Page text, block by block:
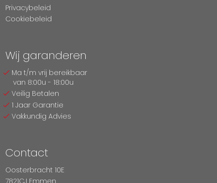
Privacybeleid
Cookiebeleid
Wij garanderen
Ma t/m vrij bereikbaar
van 8:00u - 18:00u
Veilig Betalen
1 Jaar Garantie
Vakkundig Advies
Contact
Oosterbracht 10E
7821CJ Emmen